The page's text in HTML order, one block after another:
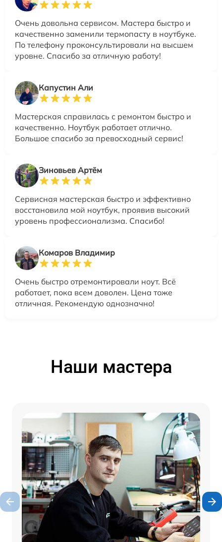
Очень довольна сервисом. Мастера быстро и
качественно заменили термопасту в ноутбуке.
По телефону проконсультировали на высшем
уровне. Спасибо за отличную работу!
Капустин Али
Мастерская справилась с ремонтом быстро и
качественно. Ноутбук работает отлично.
Большое спасибо за превосходный сервис!
Зиновьев Артём
Сервисная мастерская быстро и эффективно
восстановила мой ноутбук, проявив высокий
уровень профессионализма. Спасибо!
Комаров Владимир
Очень быстро отремонтировали ноут. Всё
работает, пока всем доволен. Цена тоже
отличная. Рекомендую однозначно!
Наши мастера